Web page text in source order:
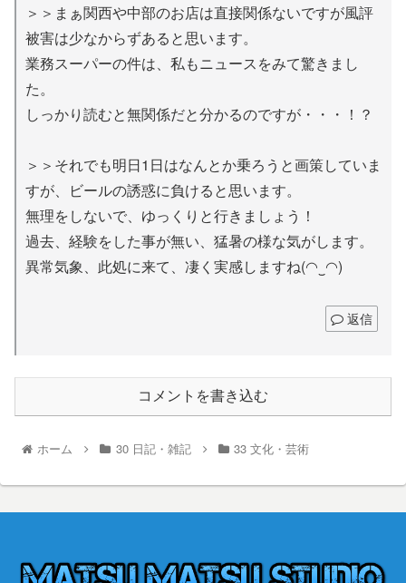
＞＞まぁ関西や中部のお店は直接関係ないですが風評
被害は少なからずあると思います。
業務スーパーの件は、私もニュースをみて驚きまし
た。
しっかり読むと無関係だと分かるのですが・・・！？
＞＞それでも明日1日はなんとか乗ろうと画策していま
すが、ビールの誘惑に負けると思います。
無理をしないで、ゆっくりと行きましょう！
過去、経験をした事が無い、猛暑の様な気がします。
異常気象、此処に来て、凄く実感しますね(◠‿◠)
返信
コメントを書き込む
ホーム 30 日記・雑記 33 文化・芸術